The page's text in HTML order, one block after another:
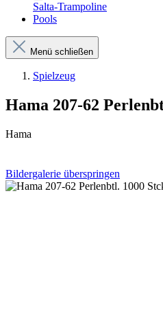
Salta-Trampoline
Pools
Menü schließen
Spielzeug
Hama 207-62
Hama
Bildergalerie überspringen